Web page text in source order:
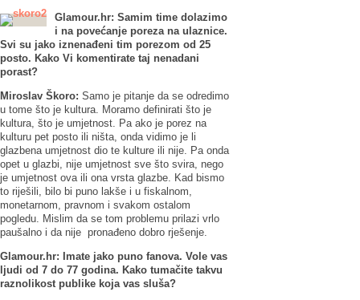
Glamour.hr: Samim time dolazimo
i na povećanje poreza na ulaznice.
Svi su jako iznenađeni tim porezom od 25
posto. Kako Vi komentirate taj nenadani
porast?
Miroslav Škoro: Samo je pitanje da se odredimo
u tome što je kultura. Moramo definirati što je
kultura, što je umjetnost. Pa ako je porez na
kulturu pet posto ili ništa, onda vidimo je li
glazbena umjetnost dio te kulture ili nije. Pa onda
opet u glazbi, nije umjetnost sve što svira, nego
je umjetnost ova ili ona vrsta glazbe. Kad bismo
to riješili, bilo bi puno lakše i u fiskalnom,
monetarnom, pravnom i svakom ostalom
pogledu. Mislim da se tom problemu prilazi vrlo
paušalno i da nije pronađeno dobro rješenje.
Glamour.hr:
Imate jako puno fanova. Vole vas
ljudi od 7 do 77 godina. Kako tumačite takvu
raznolikost publike koja vas sluša?